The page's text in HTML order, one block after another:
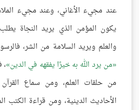
عند مجيء الأغاني، وعند مجيء
يكون المؤمن الذي يريد النجاة يطلب
والعلم ويريد السلامة من الشر،
من يرد الله به خيرًا يفقهه في الدين ،
من حلقات العلم، ومن سماع
الأحاديث الدينية، ومن قراءة الكتب